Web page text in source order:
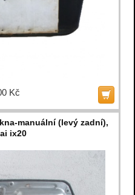
Kč
manuální (levý zadní),
ix20